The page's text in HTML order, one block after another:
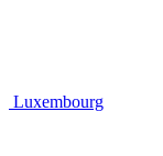
Luxembourg